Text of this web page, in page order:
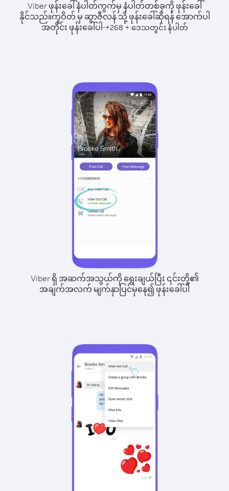
Viber ဖုန်းခေါ်နံပါတ်ကွက်မှ နံပါတ်တစ်ခုကို ဖုန်းခေါ်
နိုင်သည်။ကူဝိတ် မှ ဆွာဇီလန် သို့ ဖုန်းခေါ်ဆိုရန် အောက်ပါ
အတိုင်း ဖုန်းခေါ်ပါ-+268 + ဒေသတွင်း နံပါတ်
Viber ရှိ အဆက်အသွယ်ကို ရွေးချယ်ပြီး ၎င်းတို့၏
အချက်အလက် မျက်နှာပြင်မှနေ၍ ဖုန်းခေါ်ပါ